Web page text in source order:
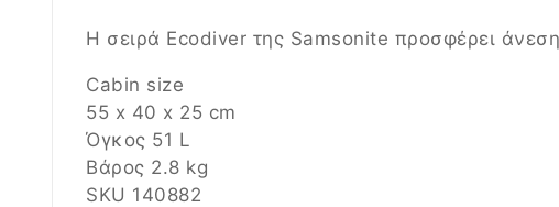
Η σειρά Ecodiver της Samsonite προσφέρει
Cabin size
55 x 40 x 25 cm
Όγκος 51 L
Βάρος 2.8 kg
SKU 140882